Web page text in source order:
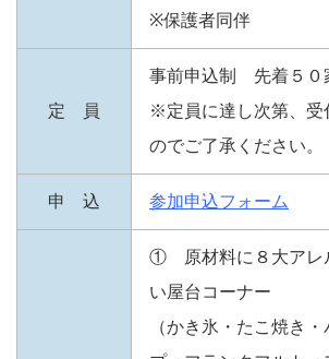
※保護者同伴
定 員
事前申込制 先着５０
※定員に達し次第、受
のでご了承ください。
申 込 参加申込フォーム
① 原材料に８大アレ
い屋台コーナー
（かき氷・たこ焼き